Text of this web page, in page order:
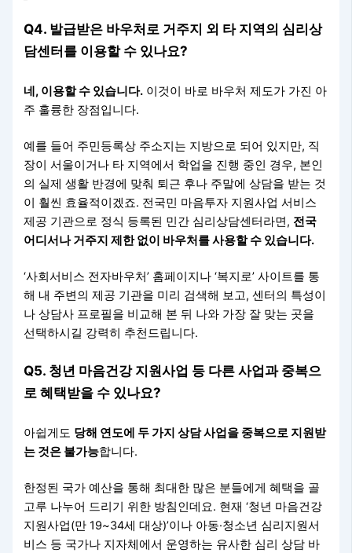
Q4. 발급받은 바우처로 거주지 외 타 지역의 심리상
담센터를 이용할 수 있나요?
네, 이용할 수 있습니다. 이것이 바로 바우처 제도가 가진 아
주 훌륭한 장점입니다.
예를 들어 주민등록상 주소지는 지방으로 되어 있지만, 직
장이 서울이거나 타 지역에서 학업을 진행 중인 경우, 본인
의 실제 생활 반경에 맞춰 퇴근 후나 주말에 상담을 받는 것
이 훨씬 효율적이겠죠. 전국민 마음투자 지원사업 서비스
제공 기관으로 정식 등록된 민간 심리상담센터라면, 전국
어디서나 거주지 제한 없이 바우처를 사용할 수 있습니다.
‘사회서비스 전자바우처’ 홈페이지나 ‘복지로’ 사이트를 통
해 내 주변의 제공 기관을 미리 검색해 보고, 센터의 특성이
나 상담사 프로필을 비교해 본 뒤 나와 가장 잘 맞는 곳을
선택하시길 강력히 추천드립니다.
Q5. 청년 마음건강 지원사업 등 다른 사업과 중복으
로 혜택받을 수 있나요?
아쉽게도 당해 연도에 두 가지 상담 사업을 중복으로 지원받
는 것은 불가능합니다.
한정된 국가 예산을 통해 최대한 많은 분들에게 혜택을 골
고루 나누어 드리기 위한 방침인데요. 현재 ‘청년 마음건강
지원사업(만 19~34세 대상)’이나 아동·청소년 심리지원서
비스 등 국가나 지자체에서 운영하는 유사한 심리 상담 바